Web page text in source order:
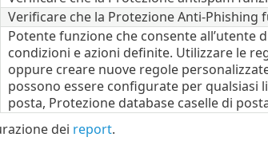
Verificare che la Protezione Anti-Phishing
Potente funzione che consente all’utente
condizioni e azioni definite. Utilizzare le
oppure creare nuove regole
possono essere configurate per
posta, Protezione database caselle di
dei report.